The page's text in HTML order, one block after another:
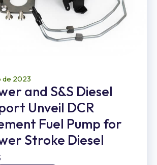
de 2023
and S&S Diesel
Unveil DCR
Fuel Pump for
Stroke Diesel